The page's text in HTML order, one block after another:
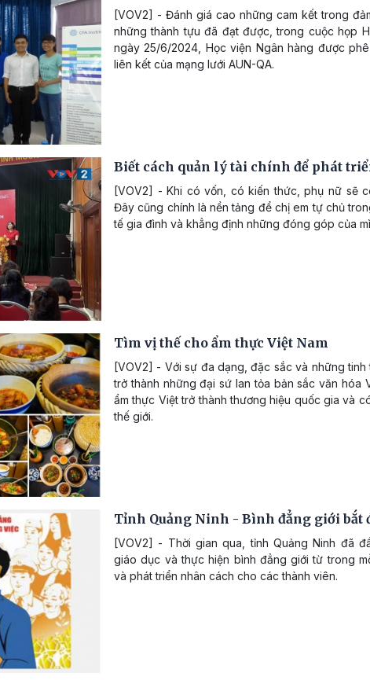
[VOV2] - Đánh giá cao những cam kết trong
những thành tựu đã đạt được, trong cuộc họp
ngày 25/6/2024, Học viện Ngân hàng được
liên kết của mạng lưới AUN-QA.
Biết cách quản lý tài chính để phát
[VOV2] - Khi có vốn, có kiến thức, phụ nữ sẽ
Đây cũng chính là nền tảng để chị em tự chủ
tế gia đình và khẳng định những đóng góp của
Tìm vị thế cho ẩm thực Việt Nam
[VOV2] - Với sự đa dạng, đặc sắc và những tinh
trở thành những đại sứ lan tỏa bản sắc văn hóa
ẩm thực Việt trở thành thương hiệu quốc gia và
thế giới.
Tỉnh Quảng Ninh - Bình đẳng giới bắt
[VOV2] - Thời gian qua, tỉnh Quảng Ninh đã
giáo dục và thực hiện bình đẳng giới từ trong
và phát triển nhân cách cho các thành viên.